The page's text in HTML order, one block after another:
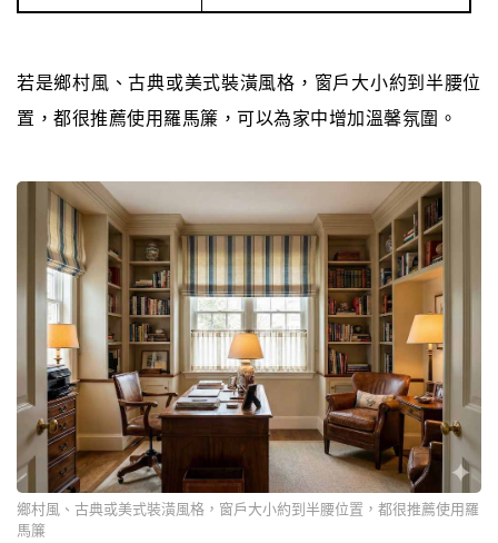
若是鄉村風、古典或美式裝潢風格，窗戶大小約到半腰位
置，都很推薦使用羅馬簾，可以為家中增加溫馨氛圍。
鄉村風、古典或美式裝潢風格，窗戶大小約到半腰位置，都很推薦使用羅
馬簾